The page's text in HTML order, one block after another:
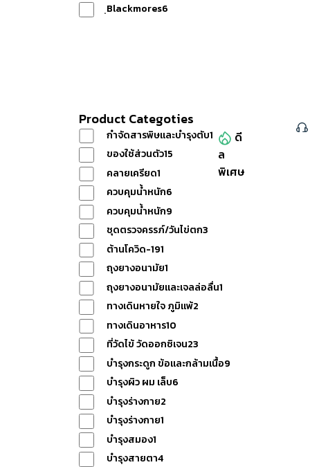
หมวดหมู่สินค้าทั้งหมด
ดี
ล
พิเศษ
ฺBlackmores6
Product Categoties
กำจัดสารพิษและบำรุงตับ1
ของใช้ส่วนตัว15
คลายเครียด1
ควบคุมน้ำหนัก6
ควบคุมน้ำหนัก9
ชุดตรวจครรภ์/วันไข่ตก3
ต้านโควิด-191
ถุงยางอนามัย1
ถุงยางอนามัยและเจลล่อลื่น1
ทางเดินหายใจ ภูมิแพ้2
ทางเดินอาหาร10
ที่วัดไข้ วัดออกซิเจน23
บำรุงกระดูก ข้อและกล้ามเนื้อ9
บำรุงผิว ผม เล็บ6
บำรุงร่างกาย2
บำรุงร่างกาย1
บำรุงสมอง1
บำรุงสายตา4